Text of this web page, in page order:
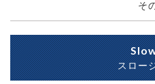
そ
スロー